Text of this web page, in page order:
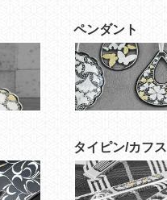
ペンダント
タイピン/カフス